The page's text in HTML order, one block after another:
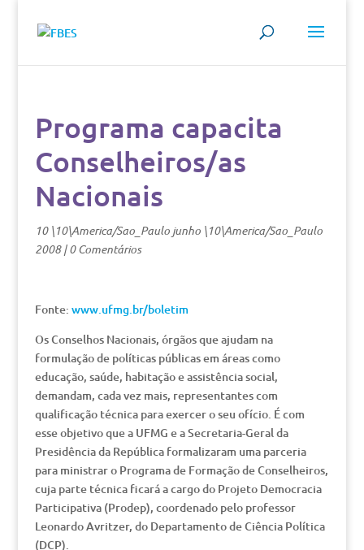
Programa capacita
Conselheiros/as
Nacionais
10 \10\America/Sao_Paulo junho \10\America/Sao_Paulo
2008|0 Comentários
Fonte: www.ufmg.br/boletim
Os Conselhos Nacionais, órgãos que ajudam na
formulação de políticas públicas em áreas como
educação, saúde, habitação e assistência social,
demandam, cada vez mais, representantes com
qualificação técnica para exercer o seu ofício. É com
esse objetivo que a UFMG e a Secretaria-Geral da
Presidência da República formalizaram uma parceria
para ministrar o Programa de Formação de Conselheiros,
cuja parte técnica ficará a cargo do Projeto Democracia
Participativa (Prodep), coordenado pelo professor
Leonardo Avritzer, do Departamento de Ciência Política
(DCP).